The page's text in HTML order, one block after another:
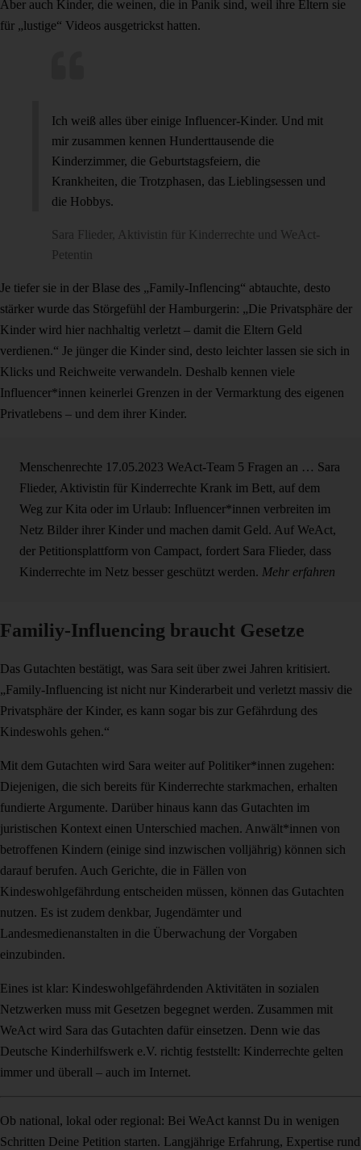
Aber auch Kinder, die weinen, die in Panik sind, weil ihre Eltern sie
für „lustige“ Videos ausgetrickst hatten.
Ich weiß alles über einige Influencer-Kinder. Und mit
mir zusammen kennen Hunderttausende die
Kinderzimmer, die Geburtstagsfeiern, die
Krankheiten, die Trotzphasen, das Lieblingsessen und
die Hobbys.
Sara Flieder, Aktivistin für Kinderrechte und WeAct-
Petentin
Je tiefer sie in der Blase des „Family-Inflencing“ abtauchte, desto
stärker wurde das Störgefühl der Hamburgerin: „Die Privatsphäre der
Kinder wird hier nachhaltig verletzt – damit die Eltern Geld
verdienen.“ Je jünger die Kinder sind, desto leichter lassen sie sich in
Klicks und Reichweite verwandeln. Deshalb kennen viele
Influencer*innen keinerlei Grenzen in der Vermarktung des eigenen
Privatlebens – und dem ihrer Kinder.
Menschenrechte 17.05.2023 WeAct-Team 5 Fragen an … Sara
Flieder, Aktivistin für Kinderrechte Krank im Bett, auf dem
Weg zur Kita oder im Urlaub: Influencer*innen verbreiten im
Netz Bilder ihrer Kinder und machen damit Geld. Auf WeAct,
der Petitionsplattform von Campact, fordert Sara Flieder, dass
Kinderrechte im Netz besser geschützt werden. Mehr erfahren
Familiy-Influencing braucht Gesetze
Das Gutachten bestätigt, was Sara seit über zwei Jahren kritisiert.
„Family-Influencing ist nicht nur Kinderarbeit und verletzt massiv die
Privatsphäre der Kinder, es kann sogar bis zur Gefährdung des
Kindeswohls gehen.“
Mit dem Gutachten wird Sara weiter auf Politiker*innen zugehen:
Diejenigen, die sich bereits für Kinderrechte starkmachen, erhalten
fundierte Argumente. Darüber hinaus kann das Gutachten im
juristischen Kontext einen Unterschied machen. Anwält*innen von
betroffenen Kindern (einige sind inzwischen volljährig) können sich
darauf berufen. Auch Gerichte, die in Fällen von
Kindeswohlgefährdung entscheiden müssen, können das Gutachten
nutzen. Es ist zudem denkbar, Jugendämter und
Landesmedienanstalten in die Überwachung der Vorgaben
einzubinden.
Eines ist klar: Kindeswohlgefährdenden Aktivitäten in sozialen
Netzwerken muss mit Gesetzen begegnet werden. Zusammen mit
WeAct wird Sara das Gutachten dafür einsetzen. Denn wie das
Deutsche Kinderhilfswerk e.V. richtig feststellt: Kinderrechte gelten
immer und überall – auch im Internet.
Ob national, lokal oder regional: Bei WeAct kannst Du in wenigen
Schritten Deine Petition starten. Langjährige Erfahrung, Expertise rund